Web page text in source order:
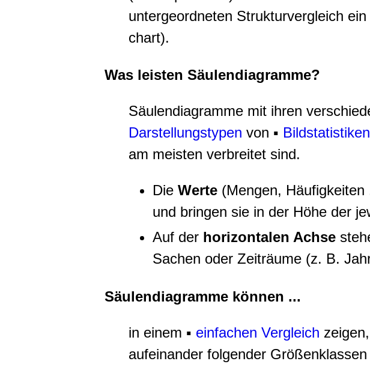
untergeordneten Strukturvergleich
chart).
Was leisten Säulendiagramme?
Säulendiagramme mit ihren
Darstellungstypen von ▪ Bildstatistiken
am meisten verbreitet sind.
Die Werte (Mengen,
und bringen sie in der Höhe der
Auf der horizontalen Achse
Sachen oder Zeiträume (z. B.
Säulendiagramme können ...
in einem ▪ einfachen Vergleich
aufeinander folgender Größenklassen